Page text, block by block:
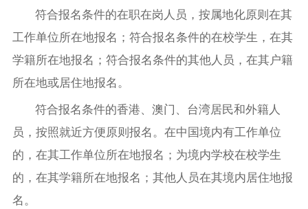
符合报名条件的在职在岗人员，按属地化原则在其
工作单位所在地报名；符合报名条件的在校学生，在其
学籍所在地报名；符合报名条件的其他人员，在其户籍
所在地或居住地报名。
符合报名条件的香港、澳门、台湾居民和外籍人
员，按照就近方便原则报名。在中国境内有工作单位
的，在其工作单位所在地报名；为境内学校在校学生
的，在其学籍所在地报名；其他人员在其境内居住地报
名。